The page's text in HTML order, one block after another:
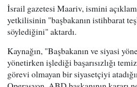
İsrail gazetesi Maariv, ismini
yetkilisinin "başbakanın istihbarat
söylediğini" aktardı.
Kaynağın, "Başbakanın ve siyasi
yönetirken işlediği başarısızlığı
görevi olmayan bir siyasetçiyi